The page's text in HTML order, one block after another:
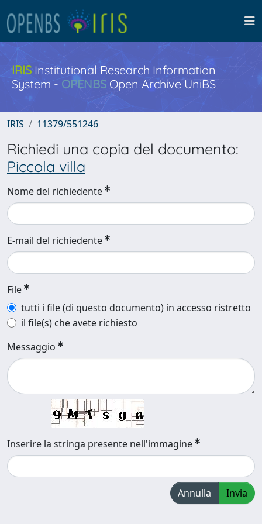
IRISInstitutional Research Information
System - OPENBS Open Archive UniBS
IRIS 11379/551246
Richiedi una copia del documento:
Piccola villa
Nome del richiedente
E-mail del richiedente
File
tutti i file (di questo documento) in accesso ristretto
il file(s) che avete richiesto
Messaggio
Inserire la stringa presente nell'immagine
Annulla Invia